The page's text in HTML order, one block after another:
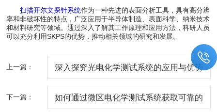
扫描开尔文探针系统作为一种先进的表面分析工具，具有高分辨
率和非破坏性的特点，广泛应用于半导体制造、表面科学、纳米技术
和材料研究等领域。通过深入了解其工作原理和应用方法，科研人员
可以充分利用SKPS的优势，推动相关领域的研究和发展。
上一篇： 深入探究光电化学测试系统的应用与优势
下一篇： 如何通过微区电化学测试系统获取可靠的